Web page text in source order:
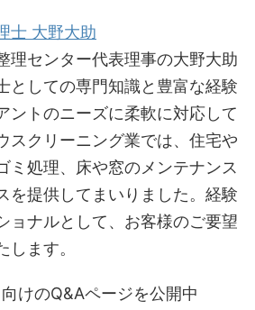
士 大野大助
理センター代表理事の大野大助
としての専門知識と豊富な経験
ントのニーズに柔軟に対応して
スクリーニング業では、住宅や
ミ処理、床や窓のメンテナンス
を提供してまいりました。経験
ョナルとして、お客様のご要望
します。
けのQ&Aページを公開中